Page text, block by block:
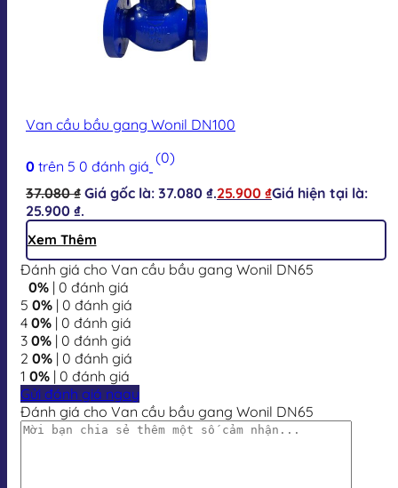
Van cầu bầu gang Wonil DN100
0 trên 5 0 đánh giá (0)
37.080₫ Giá gốc là: 37.080 ₫.25.900 ₫Giá hiện tại là:
25.900 ₫.
Xem Thêm
Đánh giá cho Van cầu bầu gang Wonil DN65
0% | 0 đánh giá
5 0% | 0 đánh giá
4 0% | 0 đánh giá
3 0% | 0 đánh giá
2 0% | 0 đánh giá
1 0% | 0 đánh giá
Gửi đánh giá ngay
Đánh giá cho Van cầu bầu gang Wonil DN65